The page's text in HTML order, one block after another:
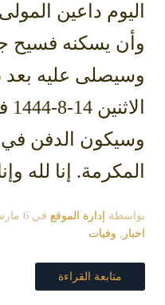
اليوم داعين
وأن يسكنه فسيح
وسيصلى عليه بعد
وسيكون الدفن في
المكرمة. إنا لله
بواسطة إدارة الموقع في 6 مارس، 2023
اخبار , وفيات
متابعة القراءة